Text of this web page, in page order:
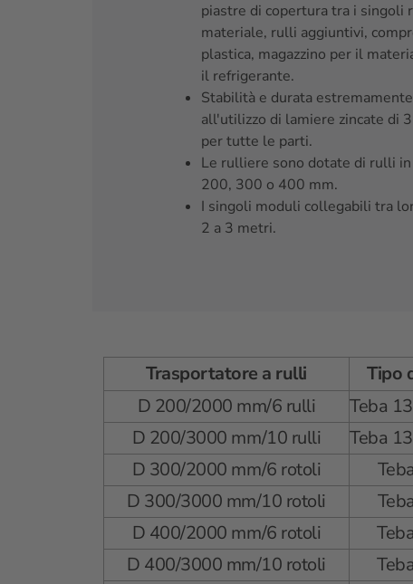
piastre di copertura tra i singoli
materiale, rulli aggiuntivi,
plastica, magazzino per il
il refrigerante.
Stabilità e durata
all'utilizzo di lamiere zincate di
per tutte le parti.
Le rulliere sono dotate di rulli in
200, 300 o 400 mm.
I singoli moduli collegabili tra
2 a 3 metri.
Trasportatore a rulli Tipo
D 200/2000 mm/6 rulli
Teba
D 200/3000 mm/10 rulli
Teba
D 300/2000 mm/6 rotoli
D 300/3000 mm/10 rotoli
D 400/2000 mm/6 rotoli
D 400/3000 mm/10 rotoli